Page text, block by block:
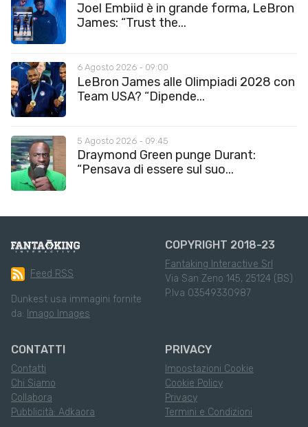
Joel Embiid è in grande forma, LeBron
James: “Trust the...
6 Agosto 2026 - 09:00
LeBron James alle Olimpiadi 2028 con
Team USA? “Dipende...
5 Agosto 2026 - 09:45
Draymond Green punge Durant:
“Pensava di essere sul suo...
Feed RSS
Dunkest usa immagini fornite
da: Imago Images
COPYRIGHT 2018-23
Fantaking Interactive Srl
Via San Zeno 145, 25124 (BS)
P.Iva 03549330987
CONTATTI
Contatti
Chi Siamo
Collabora
Pubblicità: Adkaora
PRIVACY
Impostazioni Cookie
Cookie Policy
Privacy
Termini e Condizioni